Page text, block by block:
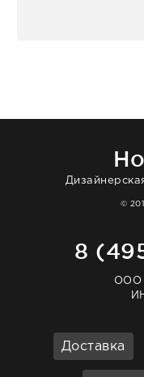
внутри очень
Позже
доставили
отвечает очень
©
8
ООО
Доставка